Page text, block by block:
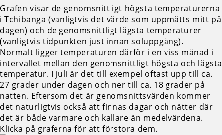
Grafen visar de genomsnittligt högsta temperaturerna
i Tchibanga (vanligtvis det värde som uppmätts mitt på
dagen) och de genomsnittligt lägsta temperaturer
(vanligtvis tidpunkten just innan soluppgång).
Normalt ligger temperaturen därför i en viss månad i
intervallet mellan den genomsnittligt högsta och lägsta
temperatur. I juli är det till exempel oftast upp till ca.
27 grader under dagen och ner till ca. 18 grader på
natten. Eftersom det är genomsnittsvärden kommer
det naturligtvis också att finnas dagar och nätter där
det är både varmare och kallare än medelvärdena.
Klicka på graferna för att förstora dem.